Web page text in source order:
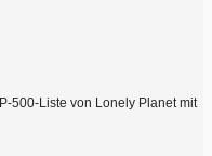
500-Liste von Lonely Planet mit